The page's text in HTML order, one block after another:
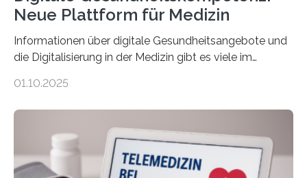
Neue Plattform für Medizin
Informationen über digitale Gesundheitsangebote und
die Digitalisierung in der Medizin gibt es viele im
seriösen und wissenschaftlich abgesicherten Inhalten?
Forscherinnen der Technischen Universität Dresden
(TUD) richtet sich das Portal sowohl an Patientinnen
und Patienten, aber ebenso an medizinisches
01.10.2025